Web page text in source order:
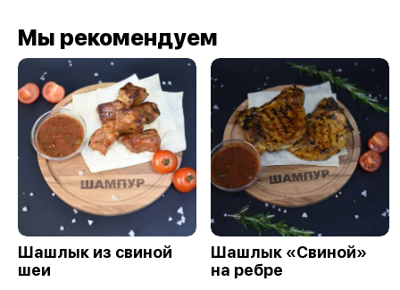
Мы рекомендуем
Шашлык из свиной
шеи
Шашлык «Свиной»
на ребре